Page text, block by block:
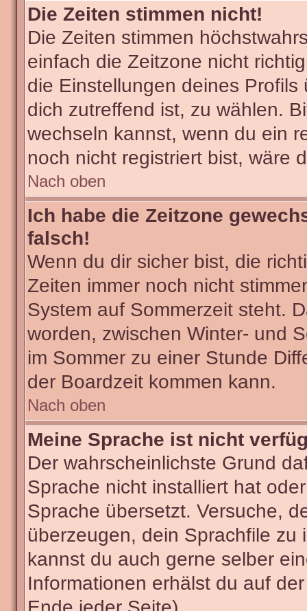
Die Zeiten stimmen nicht!
Die Zeiten stimmen
einfach die Zeitzone nicht
die Einstellungen deines
dich zutreffend ist, zu wählen.
wechseln kannst, wenn du ein
noch nicht registriert bist, wäre
Nach oben
Ich habe die Zeitzone
falsch!
Wenn du dir sicher bist, die
Zeiten immer noch nicht
System auf Sommerzeit steht.
worden, zwischen Winter- und
im Sommer zu einer Stunde
der Boardzeit kommen kann.
Nach oben
Meine Sprache ist nicht
Der wahrscheinlichste Grund
Sprache nicht installiert hat
Sprache übersetzt. Versuche,
überzeugen, dein Sprachfile zu
kannst du auch gerne selber
Informationen erhälst du auf